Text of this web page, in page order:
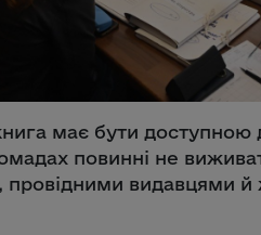
має бути доступною
повинні не
провідними видавцями